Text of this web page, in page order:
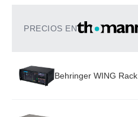
PRECIOS EN
Behringer WING Rack